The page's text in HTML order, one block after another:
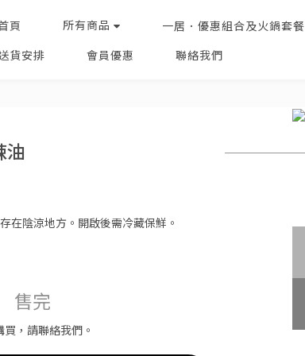
頁 所有商品 一居．優惠組合及火鍋套餐
貨安排 會員優惠 聯絡我們
油
在陰涼地方。開啟後需冷藏保鮮。
售完
買，請聯絡我們。